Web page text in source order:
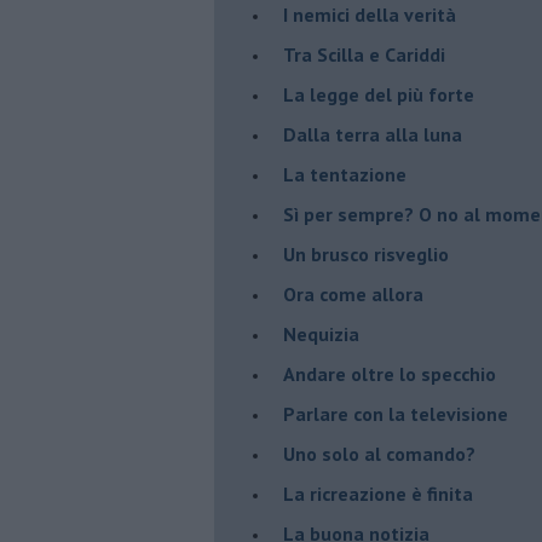
I nemici della verità
Tra Scilla e Cariddi
La legge del più forte
Dalla terra alla luna
La tentazione
​Sì per sempre? O no al
Un brusco risveglio
Ora come allora
Nequizia
Andare oltre lo specchio
Parlare con la televisione
Uno solo al comando?
La ricreazione è finita
La buona notizia